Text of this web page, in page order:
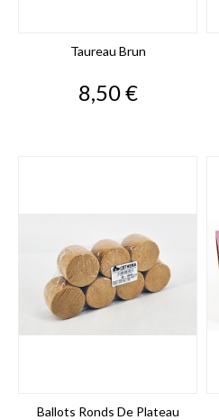
Taureau Brun
Prix
8,50 €
Ballots Ronds De Plateau